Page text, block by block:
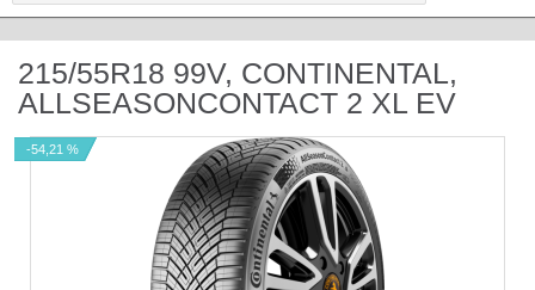
215/55R18 99V, CONTINENTAL,
ALLSEASONCONTACT 2 XL EV
-54,21 %